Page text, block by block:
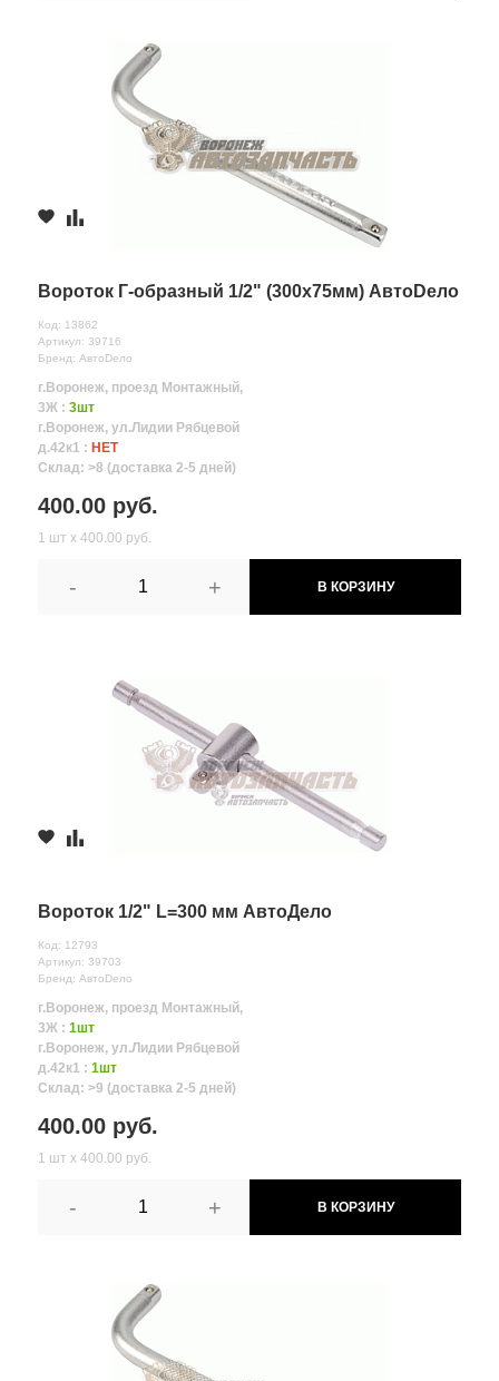
Вороток Г-образный 1/2" (300х75мм) АвтоDело
Код: 13862
Артикул: 39716
Бренд: АвтоDело
г.Воронеж, проезд Монтажный,
3Ж : 3шт
г.Воронеж, ул.Лидии Рябцевой
д.42к1 : НЕТ
Склад: >8 (доставка 2-5 дней)
400.00 руб.
1 шт х 400.00 руб.
- + В КОРЗИНУ
Вороток 1/2" L=300 мм АвтоДело
Код: 12793
Артикул: 39703
Бренд: АвтоDело
г.Воронеж, проезд Монтажный,
3Ж : 1шт
г.Воронеж, ул.Лидии Рябцевой
д.42к1 : 1шт
Склад: >9 (доставка 2-5 дней)
400.00 руб.
1 шт х 400.00 руб.
- + В КОРЗИНУ